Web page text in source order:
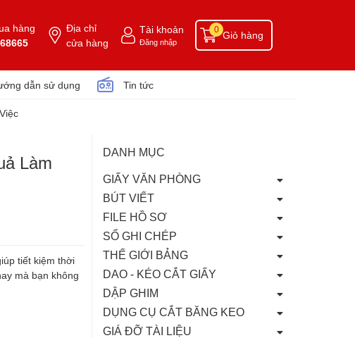
hàng
Địa chỉ
cửa hàng
Tài khoản
Đăng nhập
Giỏ hàng
0
dẫn sử dụng Tin tức
Làm
tiết kiệm thời
mà bạn không
DANH MỤC
GIẤY VĂN PHÒNG
BÚT VIẾT
FILE HỒ SƠ
SỔ GHI CHÉP
THẾ GIỚI BẢNG
DAO - KÉO CẮT GIẤY
DẬP GHIM
DỤNG CỤ CẮT BĂNG KEO
GIÁ ĐỠ TÀI LIỆU